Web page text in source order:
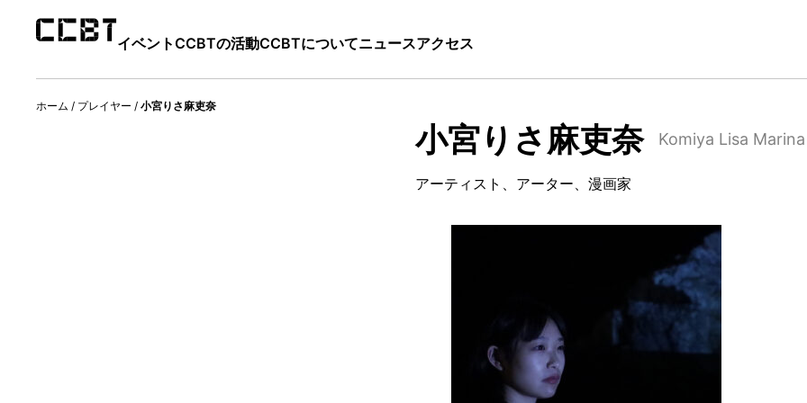
イベントCCBTの活動CCBTについてニュースアクセス
ホーム / プレイヤー / 小宮りさ麻吏奈
小宮りさ麻吏奈 Komiya Lisa Marina
アーティスト、アーター、漫画家